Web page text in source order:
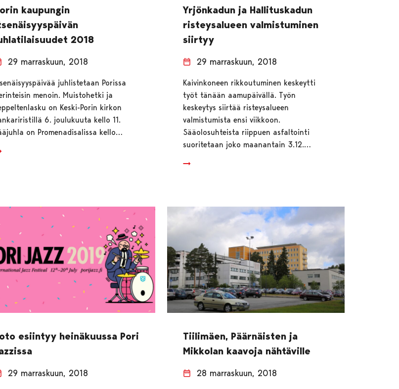
kaupungin
2018
29 marraskuun, 2018
juhlistetaan Porissa
menoin. Muistohetki ja
on Keski-Porin kirkon
6. joulukuuta kello 11.
on Promenadisalissa kello…
Yrjönkadun ja Hallituskadun
risteysalueen valmistuminen
siirtyy
29 marraskuun, 2018
Kaivinkoneen rikkoutuminen keskeytti
työt tänään aamupäivällä. Työn
keskeytys siirtää risteysalueen
valmistumista ensi viikkoon.
Sääolosuhteista riippuen asfaltointi
suoritetaan joko maanantain 3.12.…
esiintyy heinäkuussa Pori
29 marraskuun, 2018
Tiilimäen, Päärnäisten ja
Mikkolan kaavoja nähtäville
28 marraskuun, 2018